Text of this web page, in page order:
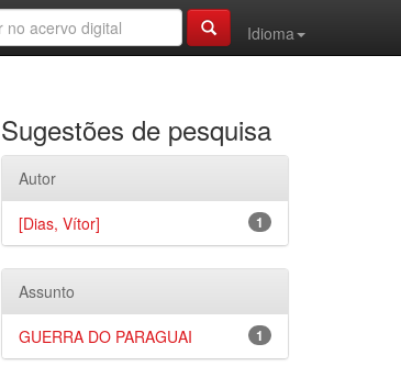
Idioma
Sugestões de pesquisa
Autor
1
[Dias, Vítor]
Assunto
1
GUERRA DO PARAGUAI